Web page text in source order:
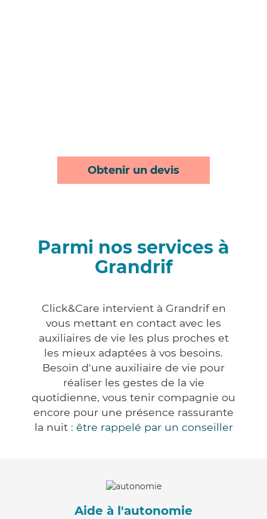
Obtenir un devis
Parmi nos services à
Grandrif
Click&Care intervient à Grandrif en
vous mettant en contact avec les
auxiliaires de vie les plus proches et
les mieux adaptées à vos besoins.
Besoin d'une auxiliaire de vie pour
réaliser les gestes de la vie
quotidienne, vous tenir compagnie ou
encore pour une présence rassurante
la nuit : être rappelé par un conseiller
Aide à l'autonomie